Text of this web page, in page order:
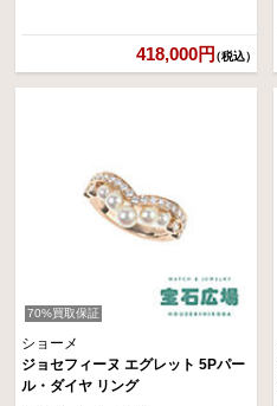
418,000円（税込）
70%買取保証
ショーメ
ジョセフィーヌ エグレット 5Pパー
ル・ダイヤ リング